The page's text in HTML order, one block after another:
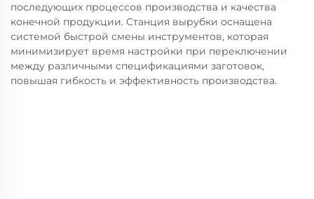
последующих процессов производства и качества
конечной продукции. Станция вырубки оснащена
системой быстрой смены инструментов, которая
минимизирует время настройки при переключении
между различными спецификациями заготовок,
повышая гибкость и эффективность производства.